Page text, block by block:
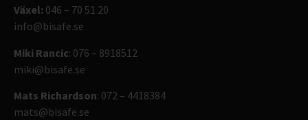
Växel: 046 – 70 51 20
info@bisafe.se
Miki Rancic: 076 – 8918512
miki@bisafe.se
Mats Richardson: 072 – 4418384
mats@bisafe.se